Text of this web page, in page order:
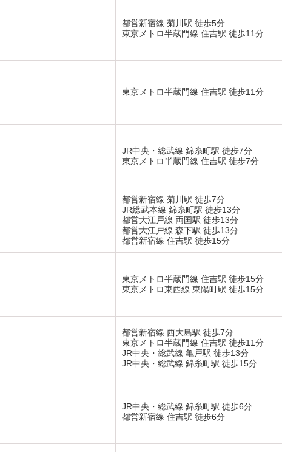
都営新宿線 菊川駅 徒歩5分
東京メトロ半蔵門線 住吉駅 徒歩11分
東京メトロ半蔵門線 住吉駅 徒歩11分
JR中央・総武線 錦糸町駅 徒歩7分
東京メトロ半蔵門線 住吉駅 徒歩7分
都営新宿線 菊川駅 徒歩7分
JR総武本線 錦糸町駅 徒歩13分
都営大江戸線 両国駅 徒歩13分
都営大江戸線 森下駅 徒歩13分
都営新宿線 住吉駅 徒歩15分
東京メトロ半蔵門線 住吉駅 徒歩15分
東京メトロ東西線 東陽町駅 徒歩15分
都営新宿線 西大島駅 徒歩7分
東京メトロ半蔵門線 住吉駅 徒歩11分
JR中央・総武線 亀戸駅 徒歩13分
JR中央・総武線 錦糸町駅 徒歩15分
JR中央・総武線 錦糸町駅 徒歩6分
都営新宿線 住吉駅 徒歩6分